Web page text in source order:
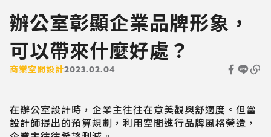
辦公室彰顯企業品牌形象，
可以帶來什麼好處？
商業空間設計2023.02.04
在辦公室設計時，企業主往往在意美觀與舒適度。但當
設計師提出的預算規劃，利用空間進行品牌風格營造，